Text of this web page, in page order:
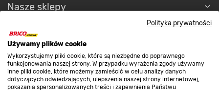
Polityka prywatności
Używamy plików cookie
Wykorzystujemy pliki cookie, które są niezbędne do poprawnego
funkcjonowania naszej strony. W przypadku wyrażenia zgody używamy
inne pliki cookie, które możemy zamieścić w celu analizy danych
dotyczących odwiedzających, ulepszenia naszej strony internetowej,
pokazania spersonalizowanych treści i zapewnienia Państwu
Nasze sklepy
O nas
Kontakt do sklepu